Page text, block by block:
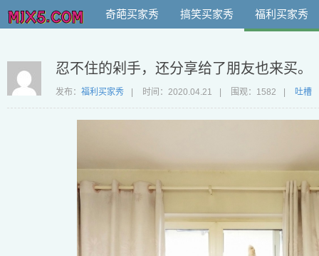
奇葩买家秀 搞笑买家秀 福利买家秀
忍不住的剁手，还分享给了朋友也来买。
发布： 福利买家秀 时间： 2020.04.21 围观：1582 吐槽